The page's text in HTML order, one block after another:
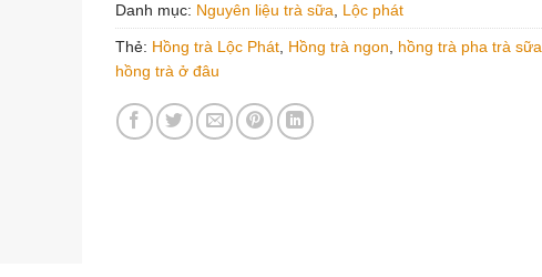
Danh mục: Nguyên liệu trà sữa Lộc phát
Thẻ: Hồng trà Lộc Phát, Hồng trà ngon hồng trà pha trà sữa
hồng trà ở đâu